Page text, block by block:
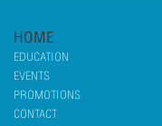
HOME
EDUCATION
EVENTS
PROMOTIONS
CONTACT